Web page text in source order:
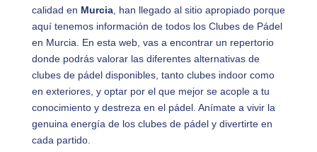
calidad en Murcia, han llegado al sitio apropiado porque
aquí tenemos información de todos los Clubes de Pádel
en Murcia. En esta web, vas a encontrar un repertorio
donde podrás valorar las diferentes alternativas de
clubes de pádel disponibles, tanto clubes indoor como
en exteriores, y optar por el que mejor se acople a tu
conocimiento y destreza en el pádel. Anímate a vivir la
genuina energía de los clubes de pádel y divertirte en
cada partido.